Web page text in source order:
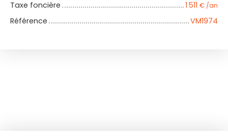
Taxe foncière
1 511 € /an
Référence VM1974